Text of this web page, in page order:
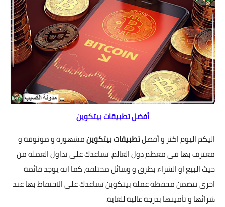
أفضل تطبيقات بيتكوين
اليكم اليوم اكثر و أفضلتطبيقات بيتكوينمشهورة و موثوقة و
معترف بها فى معظم دول العالم، تساعدك على تداول العملة من
حيث البيع او الشراء بطرق و وسائل مختلفة، كما انه يوجد قائمة
اخرى تتضمن محفظة عملة بيتكوين تساعدك على الاحتفاظ بها عند
شرائها و تأمينها بدرجة عالية للغاية.